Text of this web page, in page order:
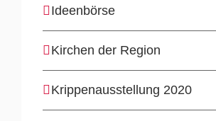
Ideenbörse
Kirchen der Region
Krippenausstellung 2020